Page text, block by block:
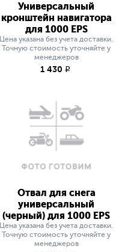
Универсальный
кронштейн навигатора
для 1000 EPS
Цена указана без учета доставки.
Точную стоимость уточняйте у
менеджеров
1 430 q
Отвал для снега
универсальный
(черный) для 1000 EPS
Цена указана без учета доставки.
Точную стоимость уточняйте у
менеджеров